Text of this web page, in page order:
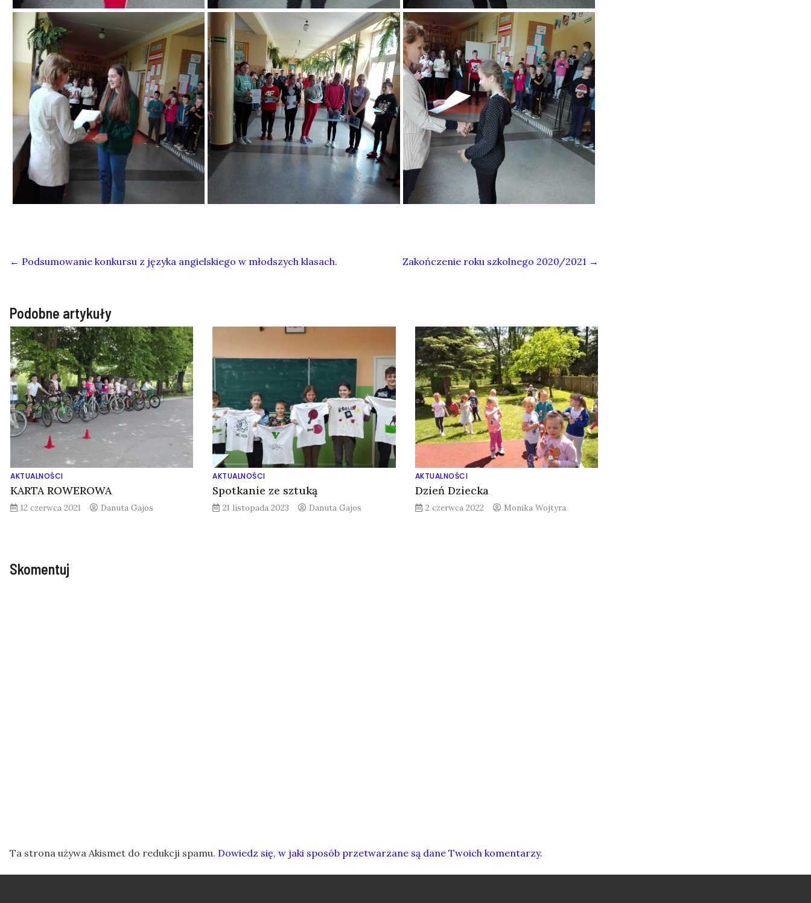
← Podsumowanie konkursu z języka angielskiego w młodszych klasach. Zakończenie roku szkolnego 2020/2021 →
Podobne artykuły
AKTUALNOŚCI
KARTA ROWEROWA
12 czerwca 2021 Danuta Gajos
AKTUALNOŚCI
Spotkanie ze sztuką
21 listopada 2023 Danuta Gajos
AKTUALNOŚCI
Dzień Dziecka
2 czerwca 2022 Monika Wojtyra
Skomentuj
Ta strona używa Akismet do redukcji spamu. Dowiedz się, w jaki sposób przetwarzane są dane Twoich komentarzy.